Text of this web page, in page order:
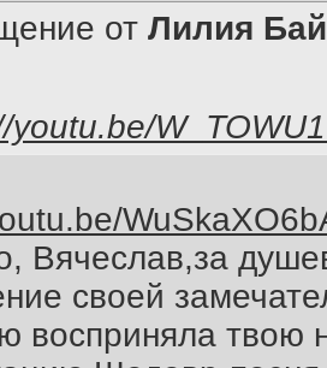
от Лилия
youtu.be/
Вячеслав,за
своей
восприняла твою